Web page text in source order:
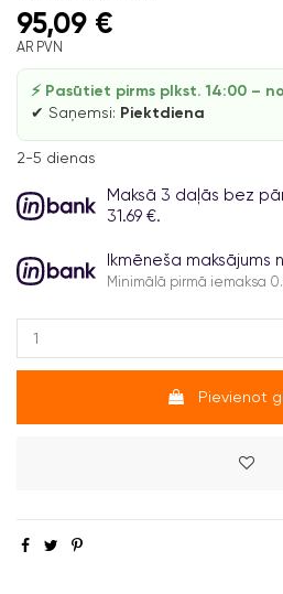
95,09 €
AR PVN
⚡ Pasūtiet pirms plkst. 14:00 –
✔ Saņemsi: Piektdiena
2-5 dienas
Maksā 3 daļās bez
31.69 €.
Ikmēneša maksājums
Minimālā pirmā iemaksa
Pievienot